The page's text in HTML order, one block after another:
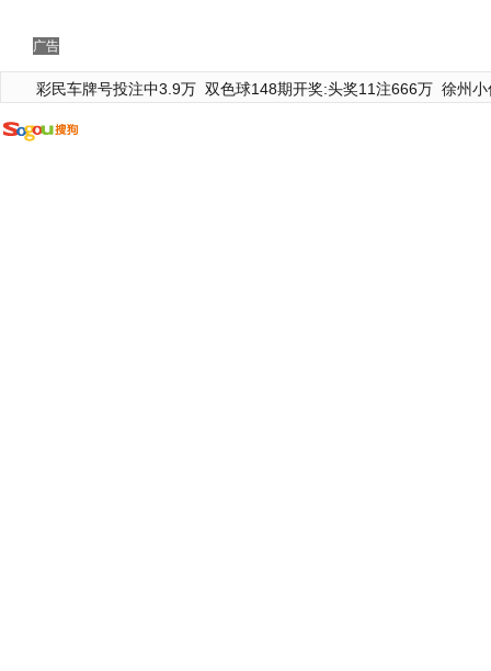
广告
彩民车牌号投注中3.9万 双色球148期开奖:头奖11注666万 徐州